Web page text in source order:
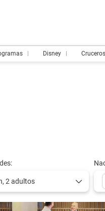
Disney Cruceros
2 adultos